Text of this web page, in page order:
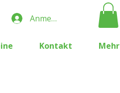
Anmelden
Kontakt Mehr